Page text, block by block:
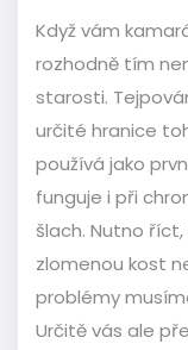
Když vám
rozhodně tím
starosti.
určité hranice
používá jako
funguje i při
šlach. Nutno
zlomenou kost
problémy
Určitě vás ale